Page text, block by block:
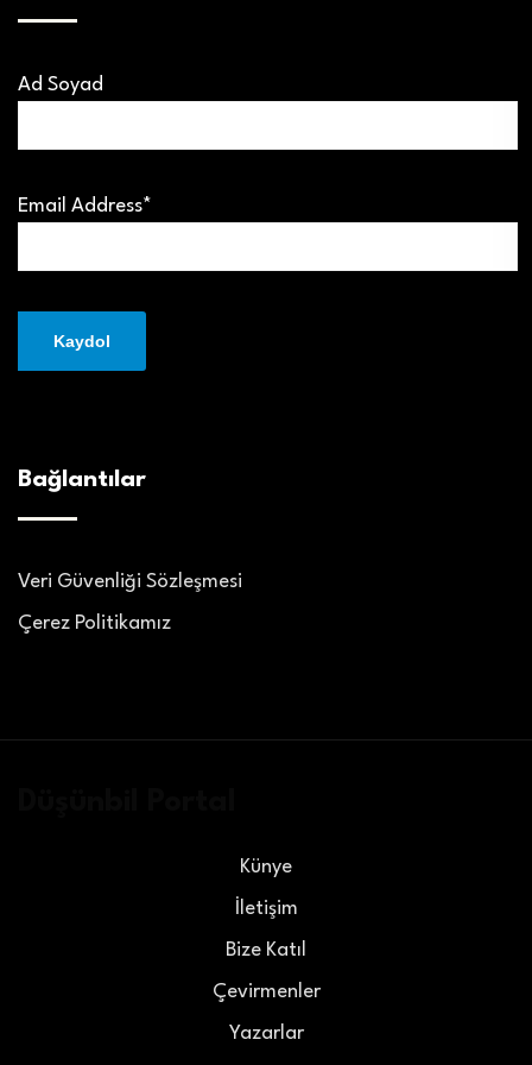
Ad Soyad
Email Address*
Bağlantılar
Veri Güvenliği Sözleşmesi
Çerez Politikamız
Künye
İletişim
Bize Katıl
Çevirmenler
Yazarlar